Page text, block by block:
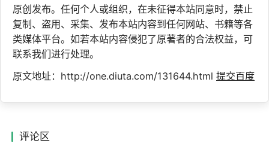
原创发布。任何个人或组织，在未征得本站同意时，禁止
复制、盗用、采集、发布本站内容到任何网站、书籍等各
类媒体平台。如若本站内容侵犯了原著者的合法权益，可
联系我们进行处理。
原文地址：http://one.diuta.com/131644.html 提交百度
评论区